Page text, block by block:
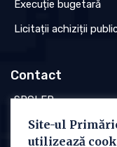
Execuție bugetară
Licitații achiziții
Contact
SPCLEP
Stare civilă
Site-ul
utilizează